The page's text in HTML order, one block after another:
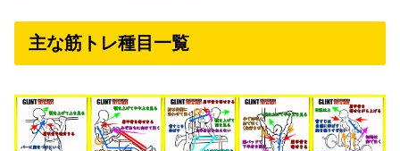
主な筋トレ種目一覧